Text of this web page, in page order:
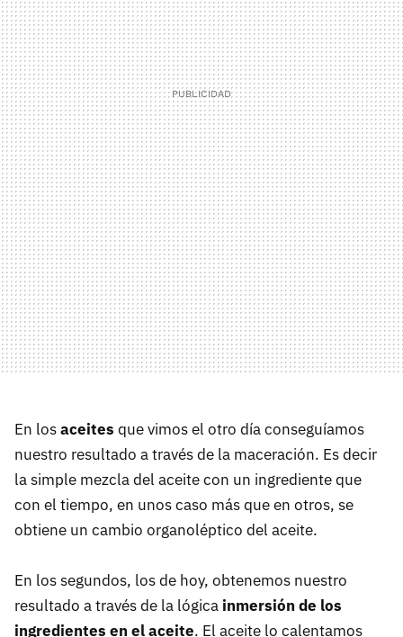
En losaceites que vimos el otro día conseguíamos
nuestro resultado a través de la maceración. Es decir
la simple mezcla del aceite con un ingrediente que
con el tiempo, en unos caso más que en otros, se
obtiene un cambio organoléptico del aceite.
En los segundos, los de hoy, obtenemos nuestro
resultado a través de la lógica inmersión de los
ingredientes en el aceite. El aceite lo calentamos